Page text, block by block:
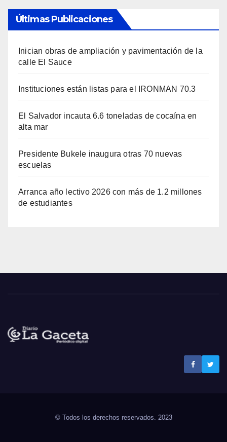
Últimas Publicaciones
Inician obras de ampliación y pavimentación de la
calle El Sauce
Instituciones están listas para el IRONMAN 70.3
El Salvador incauta 6.6 toneladas de cocaína en
alta mar
Presidente Bukele inaugura otras 70 nuevas
escuelas
Arranca año lectivo 2026 con más de 1.2 millones
de estudiantes
© Todos los derechos reservados. 2023